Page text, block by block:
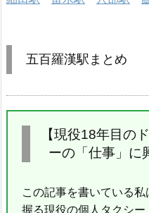
五百羅漢駅まとめ
【現役18年目の
ーの「仕事」に
この記事を書いている
握る現役の個人タクシー